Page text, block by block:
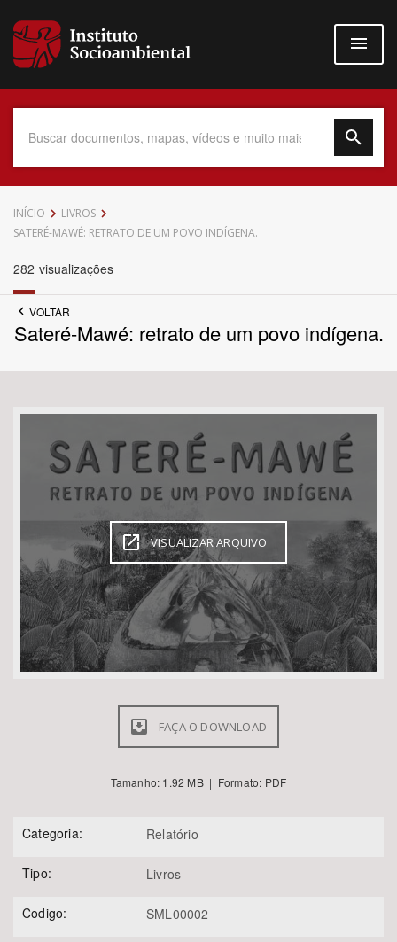
para
conteúdo
Data do Documento
Até
Bioma / Bacia
Área de Levantamento
Área Protegida
INÍCIO
LIVROS
SATERÉ-MAWÉ: RETRATO DE UM POVO INDÍGENA.
282 visualizações
VOLTAR
Sateré-Mawé: retrato de um povo indígena.
VISUALIZAR ARQUIVO
FAÇA O DOWNLOAD
Tamanho: 1.92 MB | Formato: PDF
Categoria: Relatório
Tipo: Livros
Codigo: SML00002